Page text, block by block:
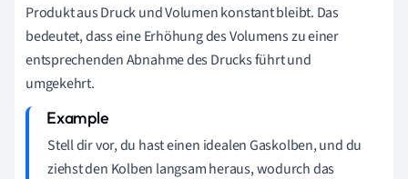
Produkt aus Druck und Volumen konstant bleibt. Das
bedeutet, dass eine Erhöhung des Volumens zu einer
entsprechenden Abnahme des Drucks führt und
umgekehrt.
Stell dir vor, du hast einen idealen Gaskolben, und du
ziehst den Kolben langsam heraus, wodurch das